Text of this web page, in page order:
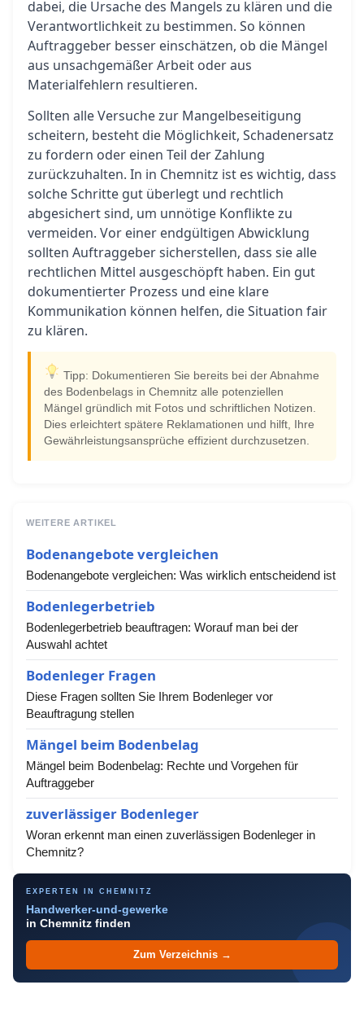
dabei, die Ursache des Mangels zu klären und die
Verantwortlichkeit zu bestimmen. So können
Auftraggeber besser einschätzen, ob die Mängel
aus unsachgemäßer Arbeit oder aus
Materialfehlern resultieren.
Sollten alle Versuche zur Mangelbeseitigung
scheitern, besteht die Möglichkeit, Schadenersatz
zu fordern oder einen Teil der Zahlung
zurückzuhalten. In in Chemnitz ist es wichtig, dass
solche Schritte gut überlegt und rechtlich
abgesichert sind, um unnötige Konflikte zu
vermeiden. Vor einer endgültigen Abwicklung
sollten Auftraggeber sicherstellen, dass sie alle
rechtlichen Mittel ausgeschöpft haben. Ein gut
dokumentierter Prozess und eine klare
Kommunikation können helfen, die Situation fair
zu klären.
Tipp: Dokumentieren Sie bereits bei der Abnahme
des Bodenbelags in Chemnitz alle potenziellen
Mängel gründlich mit Fotos und schriftlichen Notizen.
Dies erleichtert spätere Reklamationen und hilft, Ihre
Gewährleistungsansprüche effizient durchzusetzen.
WEITERE ARTIKEL
Bodenangebote vergleichen
Bodenangebote vergleichen: Was wirklich entscheidend ist
Bodenlegerbetrieb
Bodenlegerbetrieb beauftragen: Worauf man bei der
Auswahl achtet
Bodenleger Fragen
Diese Fragen sollten Sie Ihrem Bodenleger vor
Beauftragung stellen
Mängel beim Bodenbelag
Mängel beim Bodenbelag: Rechte und Vorgehen für
Auftraggeber
zuverlässiger Bodenleger
Woran erkennt man einen zuverlässigen Bodenleger in
Chemnitz?
EXPERTEN IN CHEMNITZ
Handwerker-und-gewerke
in Chemnitz finden
Zum Verzeichnis →